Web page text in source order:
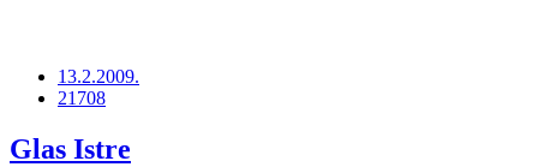
13.2.2009.
21708
Glas Istre